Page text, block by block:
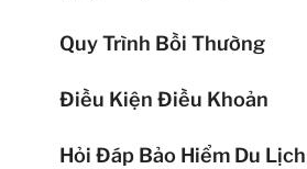
Quy Trình Bồi Thường
Điều Kiện Điều Khoản
Hỏi Đáp Bảo Hiểm Du Lịch